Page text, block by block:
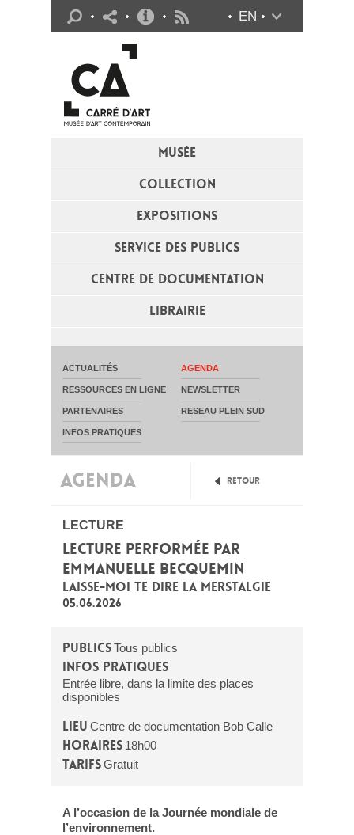
MUSÉE
COLLECTION
EXPOSITIONS
SERVICE DES PUBLICS
CENTRE DE DOCUMENTATION
LIBRAIRIE
EN
ACTUALITÉS AGENDA
RESSOURCES EN LIGNE NEWSLETTER
PARTENAIRES RESEAU PLEIN SUD
INFOS PRATIQUES
Infos pratiques
AGENDA Retour
LECTURE
LECTURE PERFORMÉE PAR
EMMANUELLE BECQUEMIN
LAISSE-MOI TE DIRE LA MERSTALGIE
05.06.2026
PublicsTous publics
Infos pratiques
Entrée libre, dans la limite des places
disponibles
Lieu Centre de documentation Bob Calle
Horaires 18h00
TarifsGratuit
A l’occasion de la Journée mondiale de
l’environnement.